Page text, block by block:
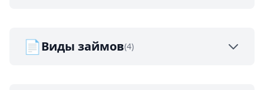
📄Виды займов(4)